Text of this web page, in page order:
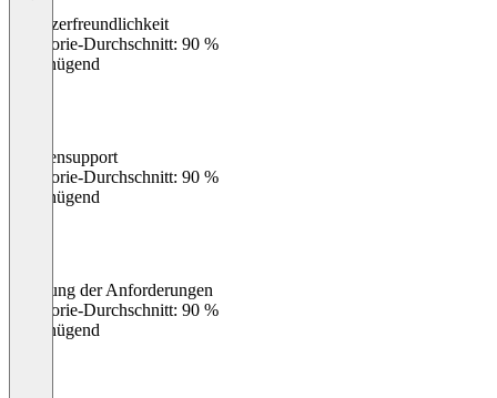
Benutzerfreundlichkeit
Kategorie-Durchschnitt: 90 %
Ungenügend
Kundensupport
Kategorie-Durchschnitt: 90 %
Ungenügend
Erfüllung der Anforderungen
Kategorie-Durchschnitt: 90 %
Ungenügend